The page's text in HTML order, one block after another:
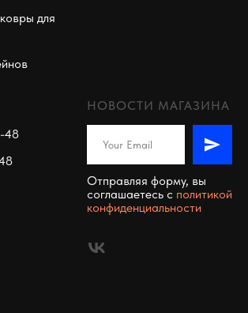
для
48
НОВОСТИ МАГАЗИНА
Отправляя форму, вы
соглашаетесь c политикой
конфиденциальности